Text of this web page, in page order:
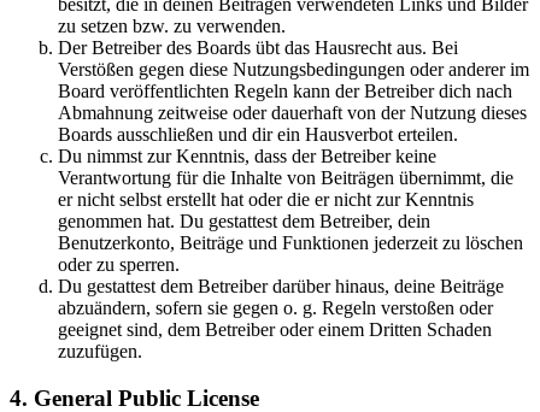
besitzt, die in deinen Beiträgen verwendeten Links und Bilder
zu setzen bzw. zu verwenden.
Der Betreiber des Boards übt das Hausrecht aus. Bei
Verstößen gegen diese Nutzungsbedingungen oder anderer im
Board veröffentlichten Regeln kann der Betreiber dich nach
Abmahnung zeitweise oder dauerhaft von der Nutzung dieses
Boards ausschließen und dir ein Hausverbot erteilen.
Du nimmst zur Kenntnis, dass der Betreiber keine
Verantwortung für die Inhalte von Beiträgen übernimmt, die
er nicht selbst erstellt hat oder die er nicht zur Kenntnis
genommen hat. Du gestattest dem Betreiber, dein
Benutzerkonto, Beiträge und Funktionen jederzeit zu löschen
oder zu sperren.
Du gestattest dem Betreiber darüber hinaus, deine Beiträge
abzuändern, sofern sie gegen o. g. Regeln verstoßen oder
geeignet sind, dem Betreiber oder einem Dritten Schaden
zuzufügen.
4. General Public License